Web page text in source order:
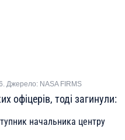
Джерело: NASA FIRMS
офіцерів, тоді загинули:
начальника центру